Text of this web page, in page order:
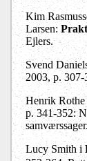
Kim
Larsen:
Ejlers.
Svend
2003, p.
Henrik
p. 341-352:
samværssager.
Lucy Smith i